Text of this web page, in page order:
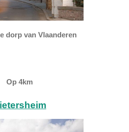
dorp van Vlaanderen
Op 4km